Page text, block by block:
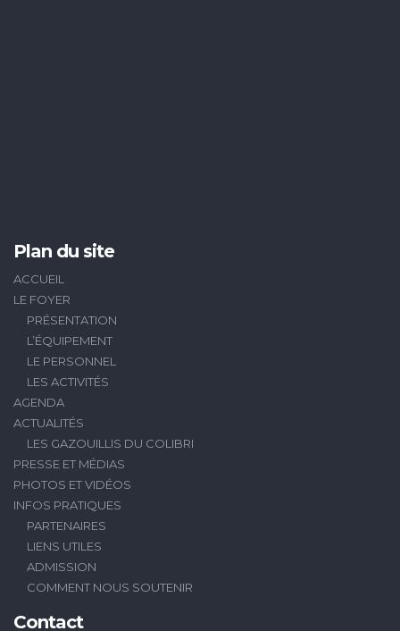
Plan du site
ACCUEIL
LE FOYER
PRÉSENTATION
L’ÉQUIPEMENT
LE PERSONNEL
LES ACTIVITÉS
AGENDA
ACTUALITÉS
LES GAZOUILLIS DU COLIBRI
PRESSE ET MÉDIAS
PHOTOS ET VIDÉOS
INFOS PRATIQUES
PARTENAIRES
LIENS UTILES
ADMISSION
COMMENT NOUS SOUTENIR
Contact